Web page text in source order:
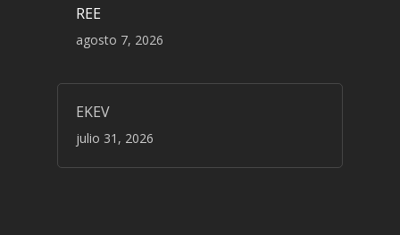
REE
agosto 7, 2026
EKEV
julio 31, 2026